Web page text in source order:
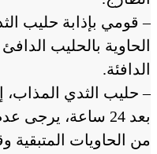
– قومي بإذابة حليب
الحاوية بالحليب
الدافئة.
– حليب الثدي
بعد 24 ساعة،
من الحاويات المتبقية